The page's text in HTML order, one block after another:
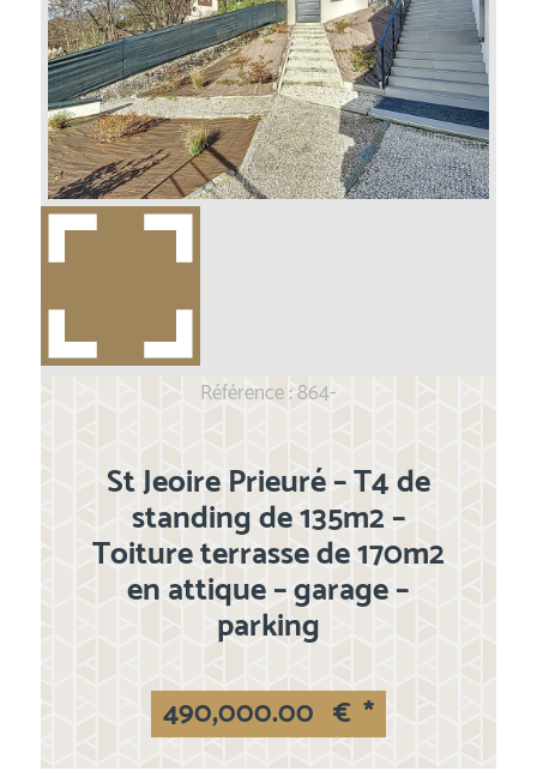
Référence : 864-
St Jeoire Prieuré – T4 de
standing de 135m2 –
Toiture terrasse de 170m2
en attique – garage –
parking
490,000.00 € *